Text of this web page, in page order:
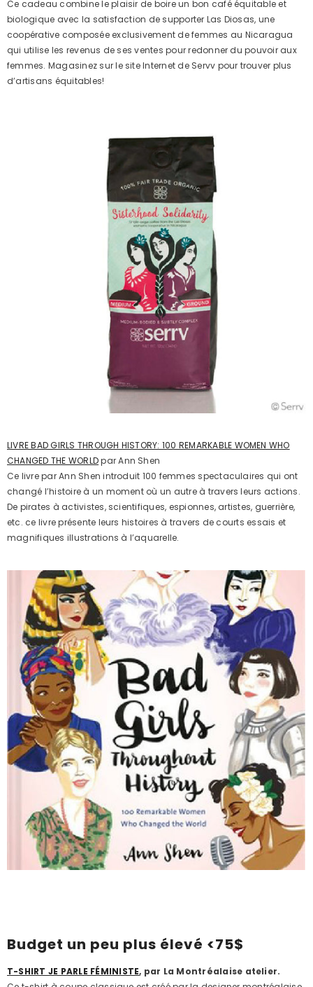
Ce cadeau combine le plaisir de boire un bon café équitable et
biologique avec la satisfaction de supporter Las Diosas, une
coopérative composée exclusivement de femmes au Nicaragua
qui utilise les revenus de ses ventes pour redonner du pouvoir aux
femmes. Magasinez sur le site Internet de Servv pour trouver plus
d’artisans équitables!
LIVRE BAD GIRLS THROUGH HISTORY: 100 REMARKABLE WOMEN WHO
CHANGED THE WORLDpar Ann Shen
Ce livre par Ann Shen introduit 100 femmes spectaculaires qui ont
changé l’histoire à un moment où un autre à travers leurs actions.
De pirates à activistes, scientifiques, espionnes, artistes, guerrière,
etc. ce livre présente leurs histoires à travers de courts essais et
magnifiques illustrations à l’aquarelle.
Budget un peu plus élevé <75$
T-SHIRT JE PARLE FÉMINISTE, par La Montréalaise atelier.